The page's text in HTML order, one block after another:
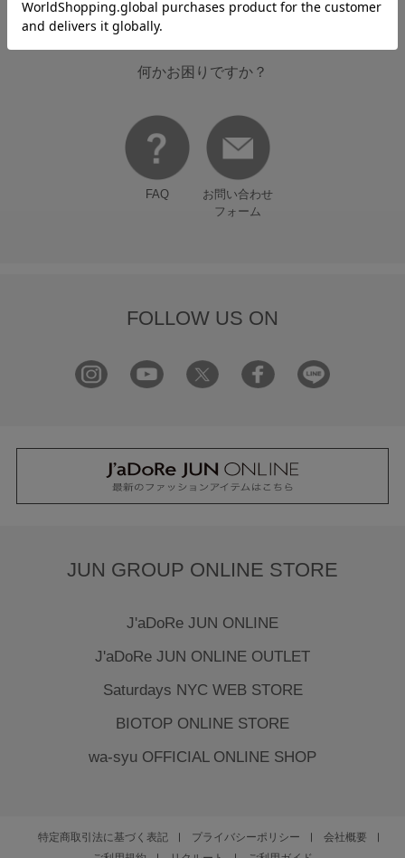
何かお困りですか？
FAQ
お問い合わせ
フォーム
FOLLOW US ON
JUN GROUP ONLINE STORE
J'aDoRe JUN ONLINE
J'aDoRe JUN ONLINE OUTLET
Saturdays NYC WEB STORE
BIOTOP ONLINE STORE
wa-syu OFFICIAL ONLINE SHOP
特定商取引法に基づく表記 プライバシーポリシー
会社概要